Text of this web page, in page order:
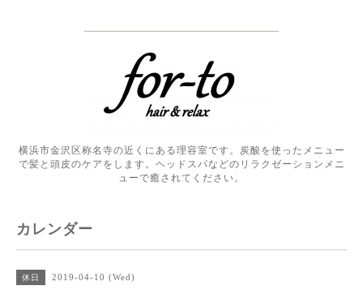
横浜市金沢区称名寺の近くにある理容室です。炭酸を使ったメニュー
で髪と頭皮のケアをします。ヘッドスパなどのリラクゼーションメニ
ューで癒されてください。
カレンダー
休日 2019-04-10 (Wed)